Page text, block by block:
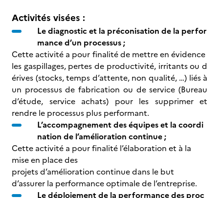
Activités visées :
Le diagnostic et la préconisation de la perfor
mance d’un processus ;
Cette activité a pour finalité de mettre en évidence
les gaspillages, pertes de productivité, irritants ou d
érives (stocks, temps d’attente, non qualité, …) liés à
un processus de fabrication ou de service (Bureau
d’étude, service achats) pour les supprimer et
rendre le processus plus performant.
L’accompagnement des équipes et la coordi
nation de l’amélioration continue ;
Cette activité a pour finalité l’élaboration et à la
mise en place des
projets d’amélioration continue dans le but
d’assurer la performance optimale de l’entreprise.
Le déploiement de la performance des proc